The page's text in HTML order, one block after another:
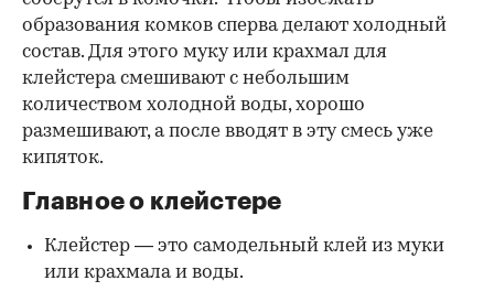
образования комков сперва делают холодный
состав. Для этого муку или крахмал для
клейстера смешивают с небольшим
количеством холодной воды, хорошо
размешивают, а после вводят в эту смесь уже
кипяток.
Главное о клейстере
Клейстер — это самодельный клей из муки
или крахмала и воды.